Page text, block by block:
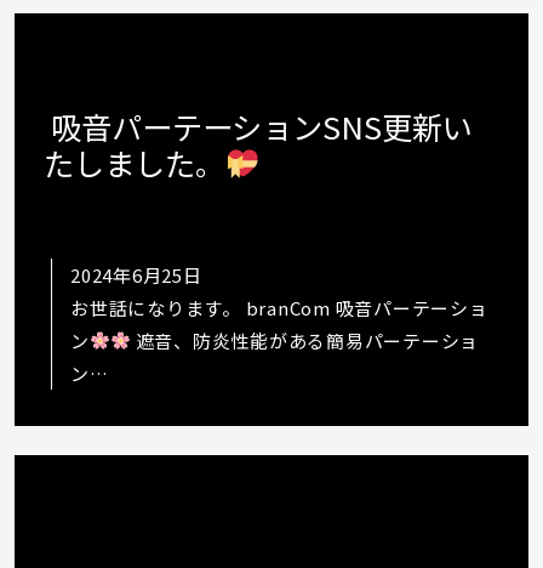
吸音パーテーションSNS更新い
たしました。
2024年6月25日
お世話になります。 branCom 吸音パーテーショ
ン
遮音、防炎性能がある簡易パーテーショ
ン